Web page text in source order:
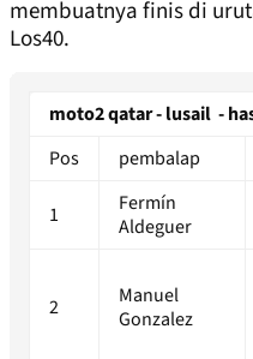
membuatnya finis di
Los40.
moto2 qatar - lusail -
Pos
pembalap
1
Fermín
Aldeguer
2
Manuel
Gonzalez